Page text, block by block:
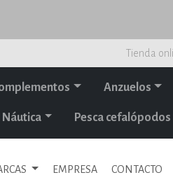
Tienda
Anzuelos
Náutica Pesca cefalópodos
EMPRESA CONTACTO